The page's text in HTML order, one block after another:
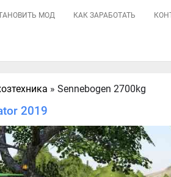
МОД КАК ЗАРАБОТАТЬ
» Sennebogen 2700kg
2019